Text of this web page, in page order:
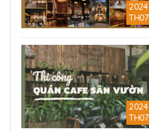
2024
TH07
2024
TH07